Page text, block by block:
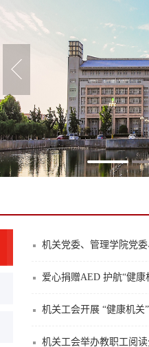
机关党委、管理学院党
爱心捐赠AED 护航“健康
机关工会开展 “健康机关
机关工会举办教职工阅